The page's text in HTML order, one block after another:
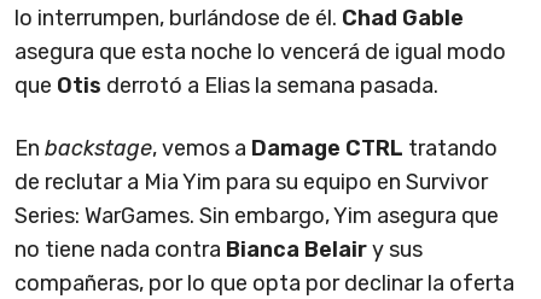
lo interrumpen, burlándose de él. Chad Gable
asegura que esta noche lo vencerá de igual modo
que Otis derrotó a Elias la semana pasada.
En backstage, vemos a Damage CTRL tratando
de reclutar a Mia Yim para su equipo en Survivor
Series: WarGames. Sin embargo, Yim asegura que
no tiene nada contra Bianca Belairy sus
compañeras, por lo que opta por declinar la oferta